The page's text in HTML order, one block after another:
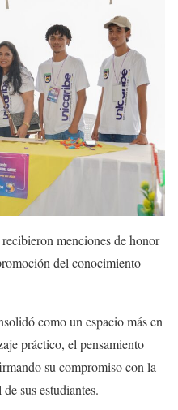
menciones de honor
del conocimiento
como un espacio más en
práctico, el pensamiento
su compromiso con la
sus estudiantes.